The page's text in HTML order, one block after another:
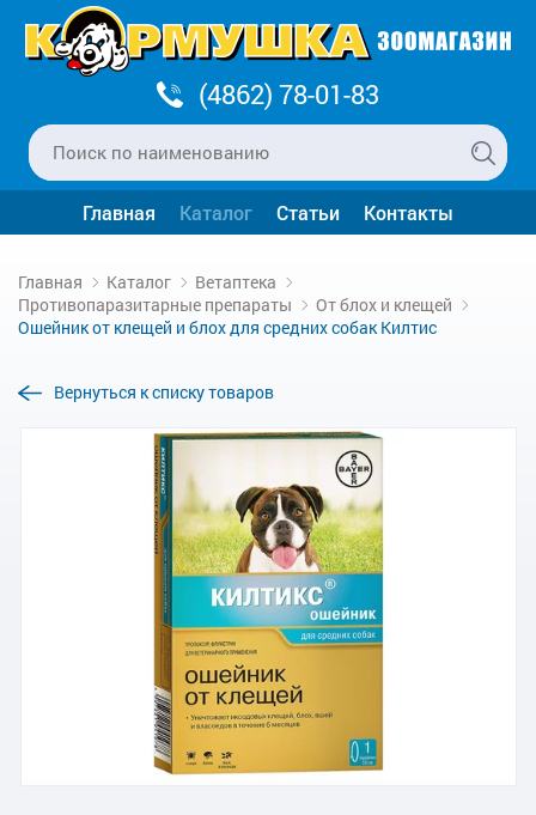
(4862) 78-01-83
Главная Каталог Статьи Контакты
Главная Каталог
Ветаптека
Противопаразитарные препараты
От блох и клещей
Ошейник от клещей и блох для средних собак Килтис
Вернуться к списку товаров